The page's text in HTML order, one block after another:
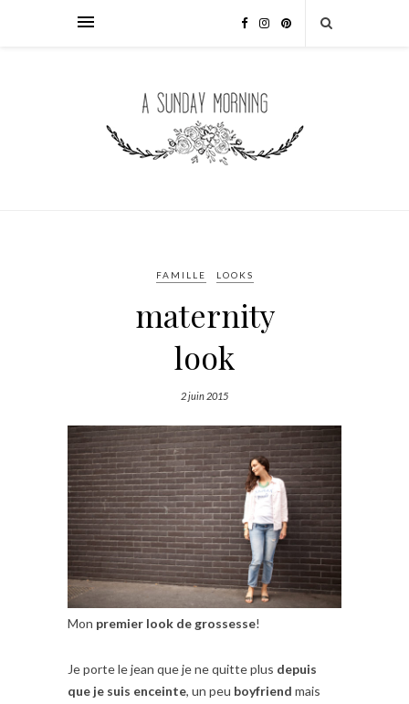
FAMILLE LOOKS
maternity
look
2 juin 2015
Mon premier look de grossesse!
Je porte le jean que je ne quitte plus depuis
que je suis enceinte, un peu boyfriend mais